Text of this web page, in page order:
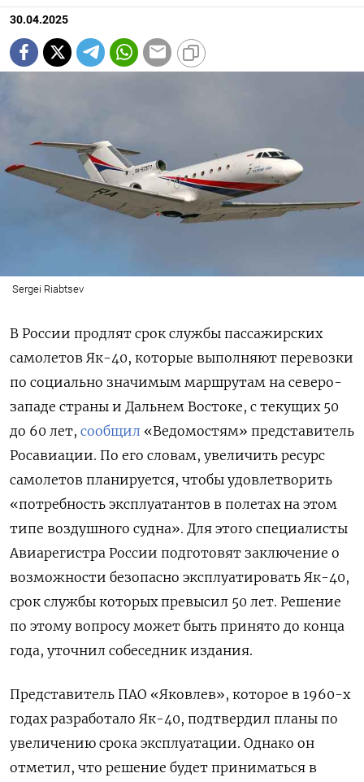
30.04.2025
Sergei Riabtsev
В России продлят срок службы пассажирских
самолетов Як-40, которые выполняют перевозки
по социально значимым маршрутам на северо-
западе страны и Дальнем Востоке, с текущих 50
до 60 лет, сообщил «Ведомостям» представитель
Росавиации. По его словам, увеличить ресурс
самолетов планируется, чтобы удовлетворить
«потребность эксплуатантов в полетах на этом
типе воздушного судна». Для этого специалисты
Авиарегистра России подготовят заключение о
возможности безопасно эксплуатировать Як-40,
срок службы которых превысил 50 лет. Решение
по этому вопросу может быть принято до конца
года, уточнил собеседник издания.
Представитель ПАО «Яковлев», которое в 1960-х
годах разработало Як-40, подтвердил планы по
увеличению срока эксплуатации. Однако он
отметил, что решение будет приниматься в